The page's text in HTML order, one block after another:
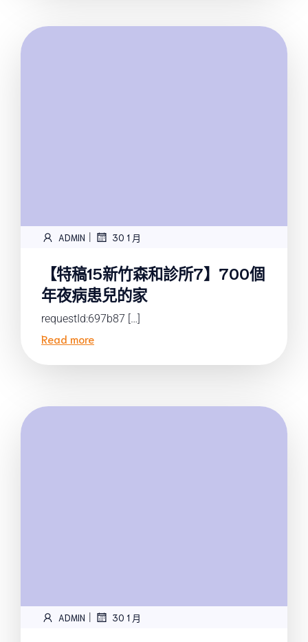
ADMIN | 30 1 月
【特稿15新竹森和診所7】700個
年夜病患兒的家
requestId:697b87 […]
Read more
ADMIN | 30 1 月